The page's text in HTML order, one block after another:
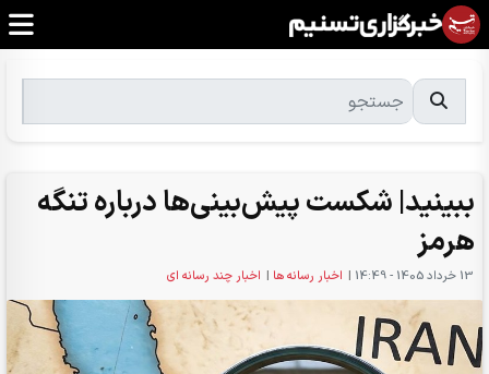
ببینید| شکست پیش‌بینی‌ها درباره تنگه
هرمز
13 خرداد 1405 - 14:49 | اخبار رسانه ها | اخبار چند رسانه ای